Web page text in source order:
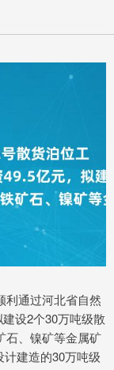
利通过河北省自然
设2个30万吨级散
石、镍矿等金属矿
建造的30万吨级